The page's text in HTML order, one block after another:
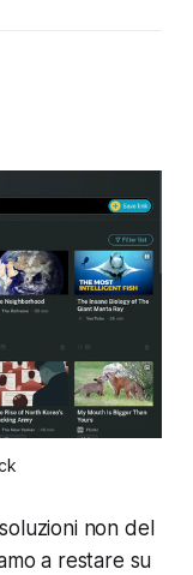
non del
a restare su